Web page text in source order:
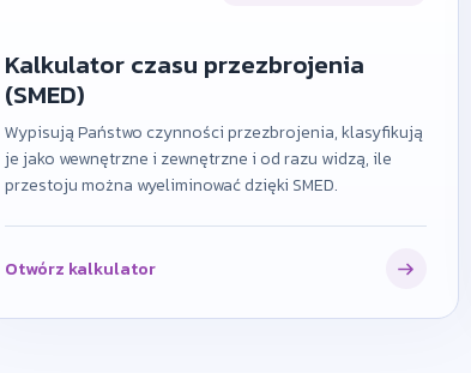
Kalkulator czasu przezbrojenia
(SMED)
Wypisują Państwo czynności przezbrojenia, klasyfikują
je jako wewnętrzne i zewnętrzne i od razu widzą, ile
przestoju można wyeliminować dzięki SMED.
Otwórz kalkulator